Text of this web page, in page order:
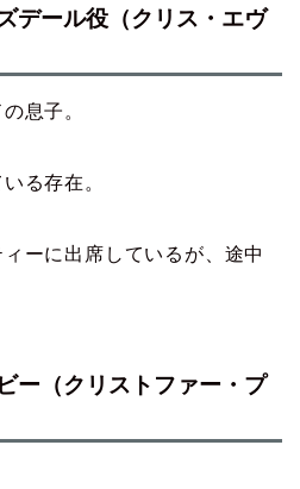
デール役（クリス・エヴ
息子。
る存在。
ーに出席しているが、途中
ー（クリストファー・プ